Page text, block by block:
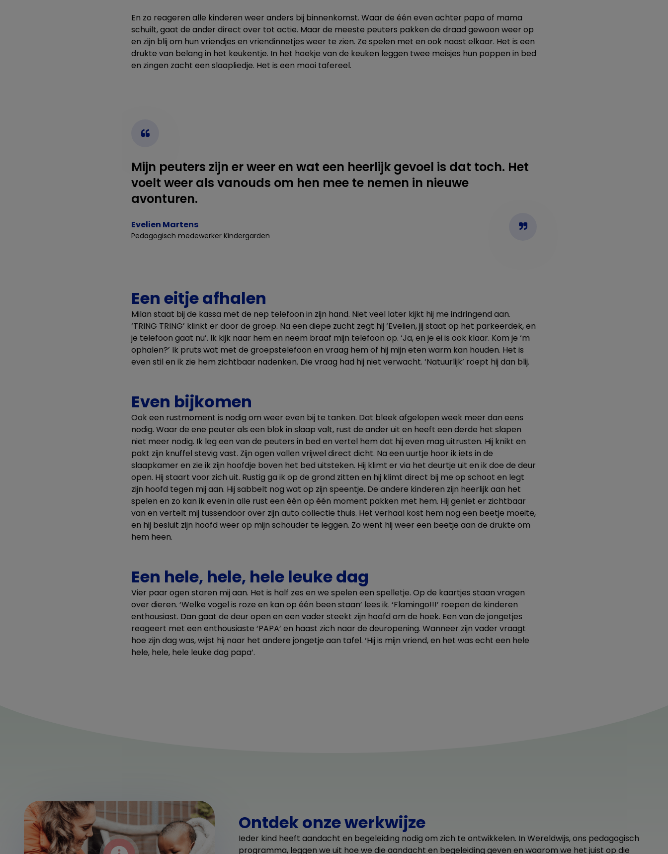
En zo reageren alle kinderen weer anders bij binnenkomst. Waar de één even achter papa of mama
schuilt, gaat de ander direct over tot actie. Maar de meeste peuters pakken de draad gewoon weer op
en zijn blij om hun vriendjes en vriendinnetjes weer te zien. Ze spelen met en ook naast elkaar. Het is een
drukte van belang in het keukentje. In het hoekje van de keuken leggen twee meisjes hun poppen in bed
en zingen zacht een slaapliedje. Het is een mooi tafereel.
Mijn peuters zijn er weer en wat een heerlijk gevoel is dat toch. Het
voelt weer als vanouds om hen mee te nemen in nieuwe
avonturen.
Evelien Martens
Pedagogisch medewerker Kindergarden
Een eitje afhalen
Milan staat bij de kassa met de nep telefoon in zijn hand. Niet veel later kijkt hij me indringend aan.
‘TRING TRING’ klinkt er door de groep. Na een diepe zucht zegt hij ‘Evelien, jij staat op het parkeerdek, en
je telefoon gaat nu’. Ik kijk naar hem en neem braaf mijn telefoon op. ‘Ja, en je ei is ook klaar. Kom je ‘m
ophalen?’ Ik pruts wat met de groepstelefoon en vraag hem of hij mijn eten warm kan houden. Het is
even stil en ik zie hem zichtbaar nadenken. Die vraag had hij niet verwacht. ‘Natuurlijk’ roept hij dan blij.
Even bijkomen
Ook een rustmoment is nodig om weer even bij te tanken. Dat bleek afgelopen week meer dan eens
nodig. Waar de ene peuter als een blok in slaap valt, rust de ander uit en heeft een derde het slapen
niet meer nodig. Ik leg een van de peuters in bed en vertel hem dat hij even mag uitrusten. Hij knikt en
pakt zijn knuffel stevig vast. Zijn ogen vallen vrijwel direct dicht. Na een uurtje hoor ik iets in de
slaapkamer en zie ik zijn hoofdje boven het bed uitsteken. Hij klimt er via het deurtje uit en ik doe de deur
open. Hij staart voor zich uit. Rustig ga ik op de grond zitten en hij klimt direct bij me op schoot en legt
zijn hoofd tegen mij aan. Hij sabbelt nog wat op zijn speentje. De andere kinderen zijn heerlijk aan het
spelen en zo kan ik even in alle rust een één op één moment pakken met hem. Hij geniet er zichtbaar
van en vertelt mij tussendoor over zijn auto collectie thuis. Het verhaal kost hem nog een beetje moeite,
en hij besluit zijn hoofd weer op mijn schouder te leggen. Zo went hij weer een beetje aan de drukte om
hem heen.
Een hele, hele, hele leuke dag
Vier paar ogen staren mij aan. Het is half zes en we spelen een spelletje. Op de kaartjes staan vragen
over dieren. ‘Welke vogel is roze en kan op één been staan’ lees ik. ‘Flamingo!!!’ roepen de kinderen
enthousiast. Dan gaat de deur open en een vader steekt zijn hoofd om de hoek. Een van de jongetjes
reageert met een enthousiaste ‘PAPA’ en haast zich naar de deuropening. Wanneer zijn vader vraagt
hoe zijn dag was, wijst hij naar het andere jongetje aan tafel. ‘Hij is mijn vriend, en het was echt een hele
hele, hele, hele leuke dag papa’.
Ontdek onze werkwijze
Ieder kind heeft aandacht en begeleiding nodig om zich te ontwikkelen. In Wereldwijs, ons pedagogisch
programma, leggen we uit hoe we die aandacht en begeleiding geven en waarom we het juist op die